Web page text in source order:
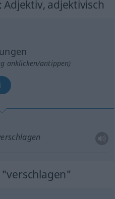
: Adjektiv, adjektivisch
anklicken/antippen)